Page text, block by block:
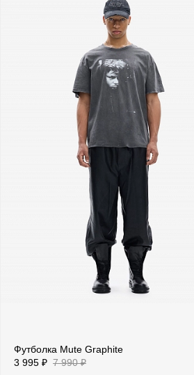
Футболка Mute Graphite
3 995 ₽ 7 990 ₽